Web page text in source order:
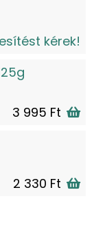
kérek!
3 995 Ft
2 330 Ft